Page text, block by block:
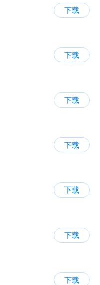
下载
下载
下载
下载
下载
下载
下载